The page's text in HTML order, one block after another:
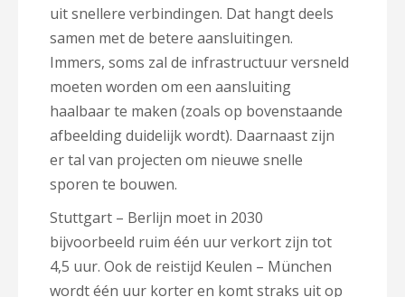
uit snellere verbindingen. Dat hangt deels
samen met de betere aansluitingen.
Immers, soms zal de infrastructuur versneld
moeten worden om een aansluiting
haalbaar te maken (zoals op bovenstaande
afbeelding duidelijk wordt). Daarnaast zijn
er tal van projecten om nieuwe snelle
sporen te bouwen.
Stuttgart – Berlijn moet in 2030
bijvoorbeeld ruim één uur verkort zijn tot
4,5 uur. Ook de reistijd Keulen – München
wordt één uur korter en komt straks uit op